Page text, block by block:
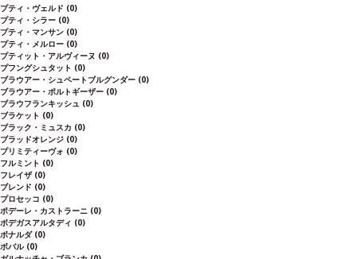
プティ・ヴェルド (0)
プティ・シラー (0)
プティ・マンサン (0)
プティ・メルロー (0)
プティット・アルヴィーヌ (0)
プフングシュタット (0)
ブラウアー・シュペートブルグンダー (0)
ブラウアー・ポルトギーザー (0)
ブラウフランキッシュ (0)
ブラケット (0)
ブラック・ミュスカ (0)
ブラッドオレンジ (0)
プリミティーヴォ (0)
フルミント (0)
フレイザ (0)
ブレンド (0)
プロセッコ (0)
ポデーレ・カストラーニ (0)
ボデガスアルタディ (0)
ボナルダ (0)
ボバル (0)